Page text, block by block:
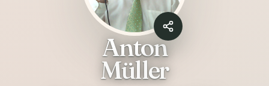
Anton
Müller